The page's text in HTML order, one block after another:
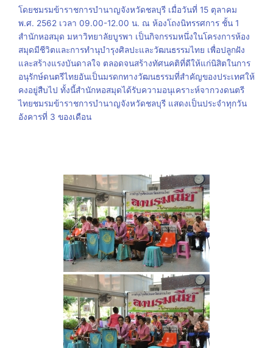
โดยชมรมข้าราชการบำนาญจังหวัดชลบุรี เมื่อวันที่ 15 ตุลาคม
พ.ศ. 2562 เวลา 09.00-12.00 น. ณ ห้องโถงนิทรรศการ ชั้น 1
สำนักหอสมุด มหาวิทยาลัยบูรพา เป็นกิจกรรมหนึ่งในโครงการห้อง
สมุดมีชีวิตและการทำนุบำรุงศิลปะและวัฒนธรรมไทย เพื่อปลูกฝัง
และสร้างแรงบันดาลใจ ตลอดจนสร้างทัศนคติที่ดีให้แก่นิสิตในการ
อนุรักษ์ดนตรีไทยอันเป็นมรดกทางวัฒนธรรมที่สำคัญของประเทศให้
คงอยู่สืบไป ทั้งนี้สำนักหอสมุดได้รับความอนุเคราะห์จากวงดนตรี
ไทยชมรมข้าราชการบำนาญจังหวัดชลบุรี แสดงเป็นประจำทุกวัน
อังคารที่ 3 ของเดือน